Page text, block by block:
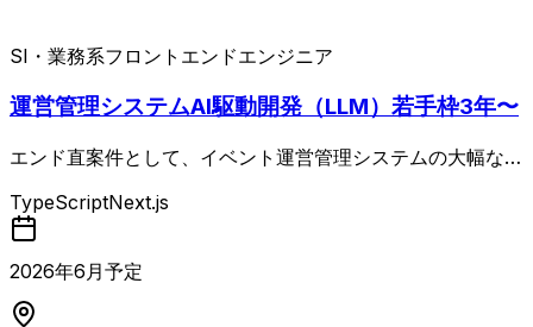
SI・業務系フロントエンドエンジニア
運営管理システムAI駆動開発（LLM）若手枠3年〜
エンド直案件として、イベント運営管理システムの大幅な機
を用いたフロントエンド中心の開発で、要件定義から設計・
実装・テストまで一貫して対応いただく想定です。 少人数
チームでスピード感を重視した開発を行っており、Claude
Codeなどの生成AIツールを活用しながら開発を進めます。
週3〜週5稼働で、リモートと出社を組み合わせた勤務形態
TypeScriptNext.js
2026年6 月予定